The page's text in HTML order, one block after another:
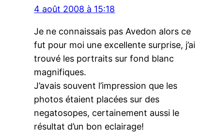
4 août 2008 à 15:18
Je ne connaissais pas Avedon alors ce
fut pour moi une excellente surprise, j’ai
trouvé les portraits sur fond blanc
magnifiques.
J’avais souvent l’impression que les
photos étaient placées sur des
negatosopes, certainement aussi le
résultat d’un bon eclairage!